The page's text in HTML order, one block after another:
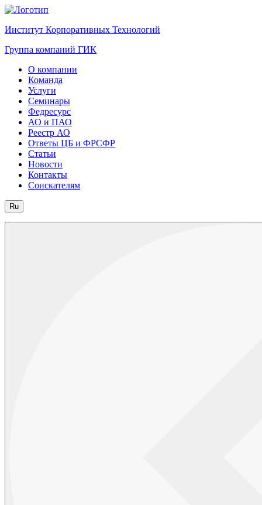
Институт Корпоративных Технологий
Группа компаний ГИК
О компании
Команда
Услуги
Семинары
Федресурс
АО и ПАО
Реестр АО
Ответы ЦБ и ФРСФР
Статьи
Новости
Контакты
Соискателям
Ru